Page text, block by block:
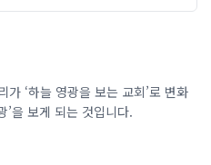
‘하늘 영광을 보는 교회’로 변화
’을 보게 되는 것입니다.